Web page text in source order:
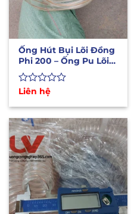
Ống Hút Bụi Lõi Đồng
Phi 200 – Ống Pu Lõi
Thép Mạ Đồng Hút
Bụi
Được
hạng
0
5
sao
Liên hệ